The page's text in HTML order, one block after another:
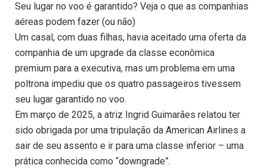
Seu lugar no voo é garantido? Veja o que as companhias
aéreas podem fazer (ou não)
Um casal, com duas filhas, havia aceitado uma oferta da
companhia de um upgrade da classe econômica
premium para a executiva, mas um problema em uma
poltrona impediu que os quatro passageiros tivessem
seu lugar garantido no voo.
Em março de 2025, a atriz Ingrid Guimarães relatou ter
sido obrigada por uma tripulação da American Airlines a
sair de seu assento e ir para uma classe inferior – uma
prática conhecida como “downgrade”.